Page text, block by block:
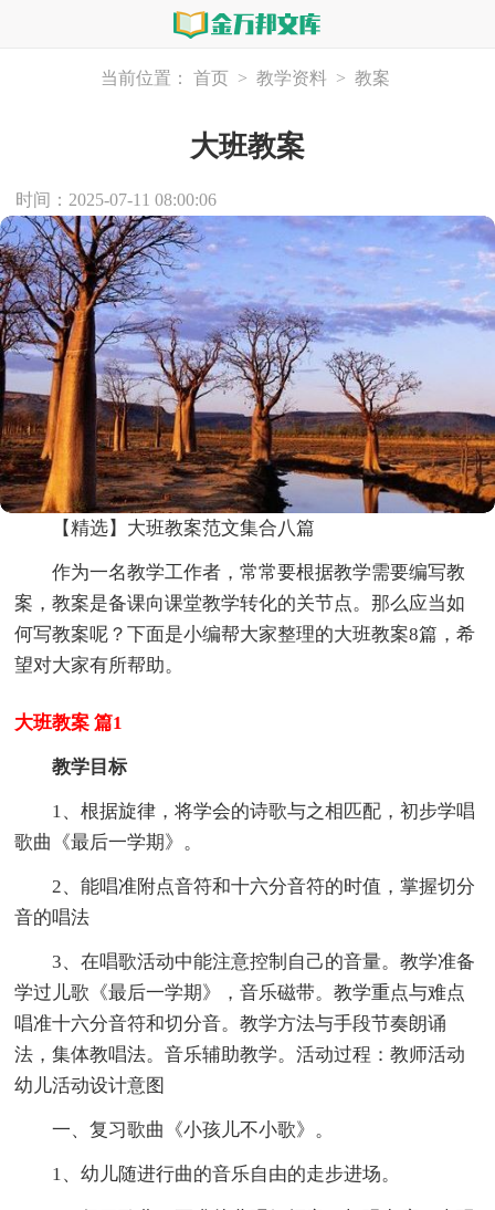
当前位置： 首页 > 教学资料 > 教案
大班教案
时间：2025-07-11 08:00:06
【精选】大班教案范文集合八篇
作为一名教学工作者，常常要根据教学需要编写教
案，教案是备课向课堂教学转化的关节点。那么应当如
何写教案呢？下面是小编帮大家整理的大班教案8篇，希
望对大家有所帮助。
大班教案 篇1
教学目标
1、根据旋律，将学会的诗歌与之相匹配，初步学唱
歌曲《最后一学期》。
2、能唱准附点音符和十六分音符的时值，掌握切分
音的唱法
3、在唱歌活动中能注意控制自己的音量。教学准备
学过儿歌《最后一学期》，音乐磁带。教学重点与难点
唱准十六分音符和切分音。教学方法与手段节奏朗诵
法，集体教唱法。音乐辅助教学。活动过程：教师活动
幼儿活动设计意图
一、复习歌曲《小孩儿不小歌》。
1、幼儿随进行曲的音乐自由的走步进场。